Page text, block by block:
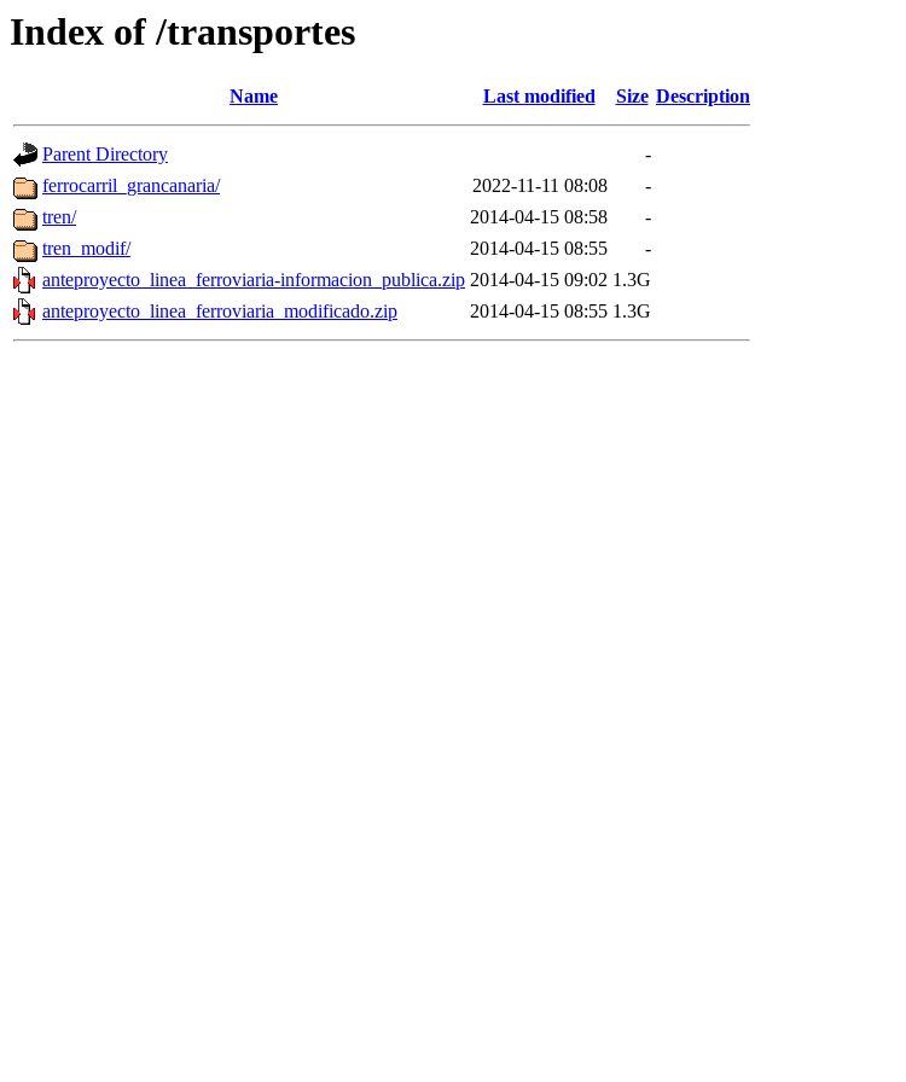
Index of /transportes
Name Last modified Size Description
Parent Directory
-
ferrocarril_grancanaria/
2022-11-11 08:08
-
tren/
2014-04-15 08:58
-
tren_modif/
2014-04-15 08:55
-
anteproyecto_linea_ferroviaria-informacion_publica.zip 2014-04-15 09:02 1.3G
anteproyecto_linea_ferroviaria_modificado.zip
2014-04-15 08:55 1.3G